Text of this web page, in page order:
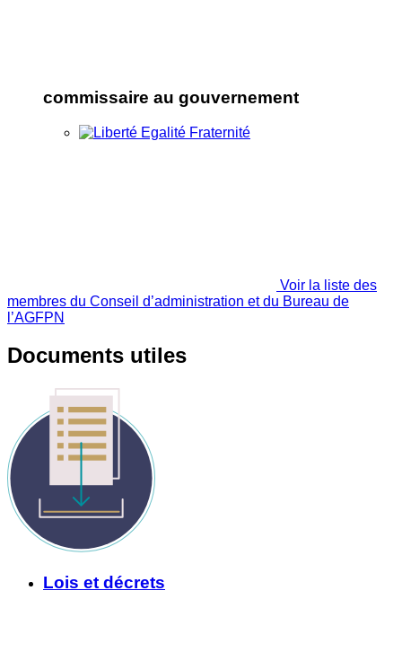
commissaire au gouvernement
Voir la liste des
membres du Conseil d’administration et du Bureau de
l’AGFPN
Documents utiles
Lois et décrets